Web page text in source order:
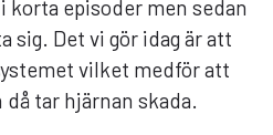
i korta episoder men sedan
sig. Det vi gör idag är att
vilket medför att
tar hjärnan skada.